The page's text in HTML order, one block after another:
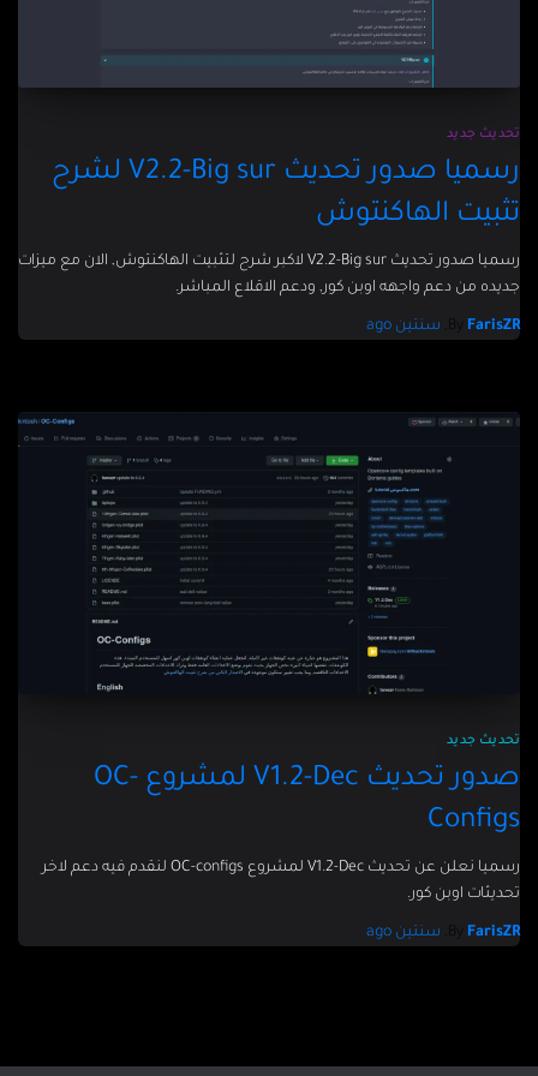
تحديث جديد
رسميا صدور تحديث V2.2-Big sur لشرح
تثبيت الهاكنتوش
رسميا صدور تحديث V2.2-Big sur لاكبر شرح لتثبيت الهاكنتوش, الان مع ميزات
جديده من دعم واجهه اوبن كور, ودعم الاقلاع المباشر.
FarisZR سنتين
تحديث جديد
صدور تحديث V1.2-Dec لمشروع OC-
Configs
رسميا نعلن عن تحديث V1.2-Dec لمشروع OC-configs لنقدم فيه دعم لاخر
تحديثات اوبن كور.
FarisZR سنتين